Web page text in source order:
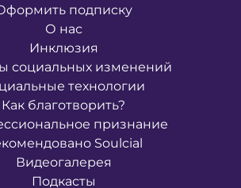
подписку
О нас
Инклюзия
социальных изменений
технологии
Как благотворить?
признание
Soulcial
Видеогалерея
Подкасты